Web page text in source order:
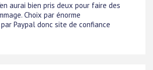
aurai bien pris deux pour faire des
Choix par énorme
Paypal donc site de confiance